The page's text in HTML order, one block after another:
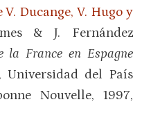
Ducange, V. Hugo y
& J. Fernández
la France en Espagne
Universidad del País
Nouvelle, 1997,